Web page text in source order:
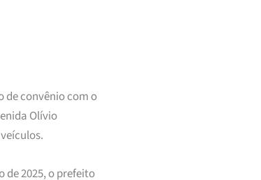
convênio com o
Olívio
2025, o prefeito